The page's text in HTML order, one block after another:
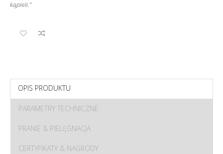
kąpieli."
OPIS PRODUKTU
PARAMETRY TECHNICZNE
PRANIE & PIELĘGNACJA
CERTYFIKATY & NAGRODY